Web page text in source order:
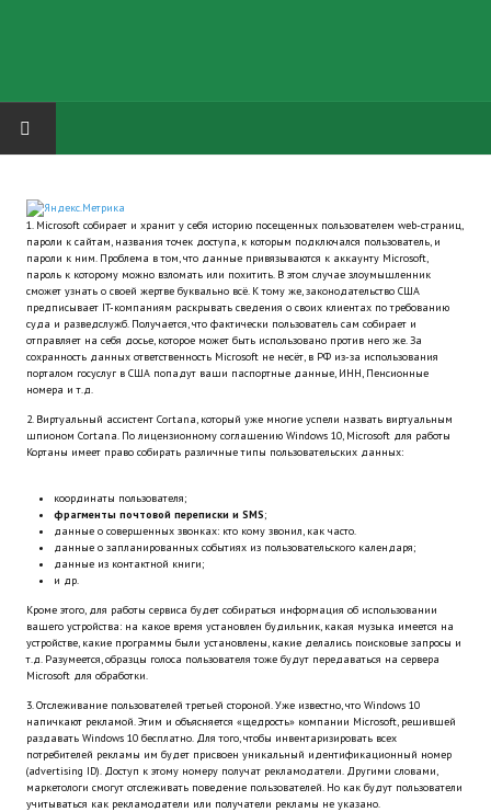
ГРУППА "КАРЛ ВЕЛИКИЙ"
Завершённые проекты
Русская биржа
Теневой кардинал для Обливиона
Aliens vs Predator 2 (Русские субтитры)
Новый ГГ
Моды группы
Работы Alexandra10
Kitana HGEC
Apella CBBE SSE BodySlide (with Physics)
Apella 2.0 CBBE SSE BodySlide (with Physics)
1. Microsoft собирает и хранит у себя историю посещенных пользователем web-страниц,
пароли к сайтам, названия точек доступа, к которым подключался пользователь, и
пароли к ним. Проблема в том, что данные привязываются к аккаунту Microsoft,
пароль к которому можно взломать или похитить. В этом случае злоумышленник
сможет узнать о своей жертве буквально всё. К тому же, законодательство США
предписывает IT-компаниям раскрывать сведения о своих клиентах по требованию
суда и разведслужб. Получается, что фактически пользователь сам собирает и
отправляет на себя досье, которое может быть использовано против него же. За
сохранность данных ответственность Microsoft не несёт, в РФ из-за использования
порталом госуслуг в США попадут ваши паспортные данные, ИНН, Пенсионные
номера и т.д.
2. Виртуальный ассистент Cortana, который уже многие успели назвать виртуальным
шпионом Cortana. По лицензионному соглашению Windows 10, Microsoft для работы
Кортаны имеет право собирать различные типы пользовательских данных:
координаты пользователя;
фрагменты почтовой переписки и SMS;
данные о совершенных звонках: кто кому звонил, как часто.
данные о запланированных событиях из пользовательского календаря;
данные из контактной книги;
и др.
Кроме этого, для работы сервиса будет собираться информация об использовании
вашего устройства: на какое время установлен будильник, какая музыка имеется на
устройстве, какие программы были установлены, какие делались поисковые запросы и
т.д. Разумеется, образцы голоса пользователя тоже будут передаваться на сервера
Microsoft для обработки.
3. Отслеживание пользователей третьей стороной. Уже известно, что Windows 10
напичкают рекламой. Этим и объясняется «щедрость» компании Microsoft, решившей
раздавать Windows 10 бесплатно. Для того, чтобы инвентаризировать всех
потребителей рекламы им будет присвоен уникальный идентификационный номер
(advertising ID). Доступ к этому номеру получат рекламодатели. Другими словами,
маркетологи смогут отслеживать поведение пользователей. Но как будут пользователи
учитываться как рекламодатели или получатели рекламы не указано.